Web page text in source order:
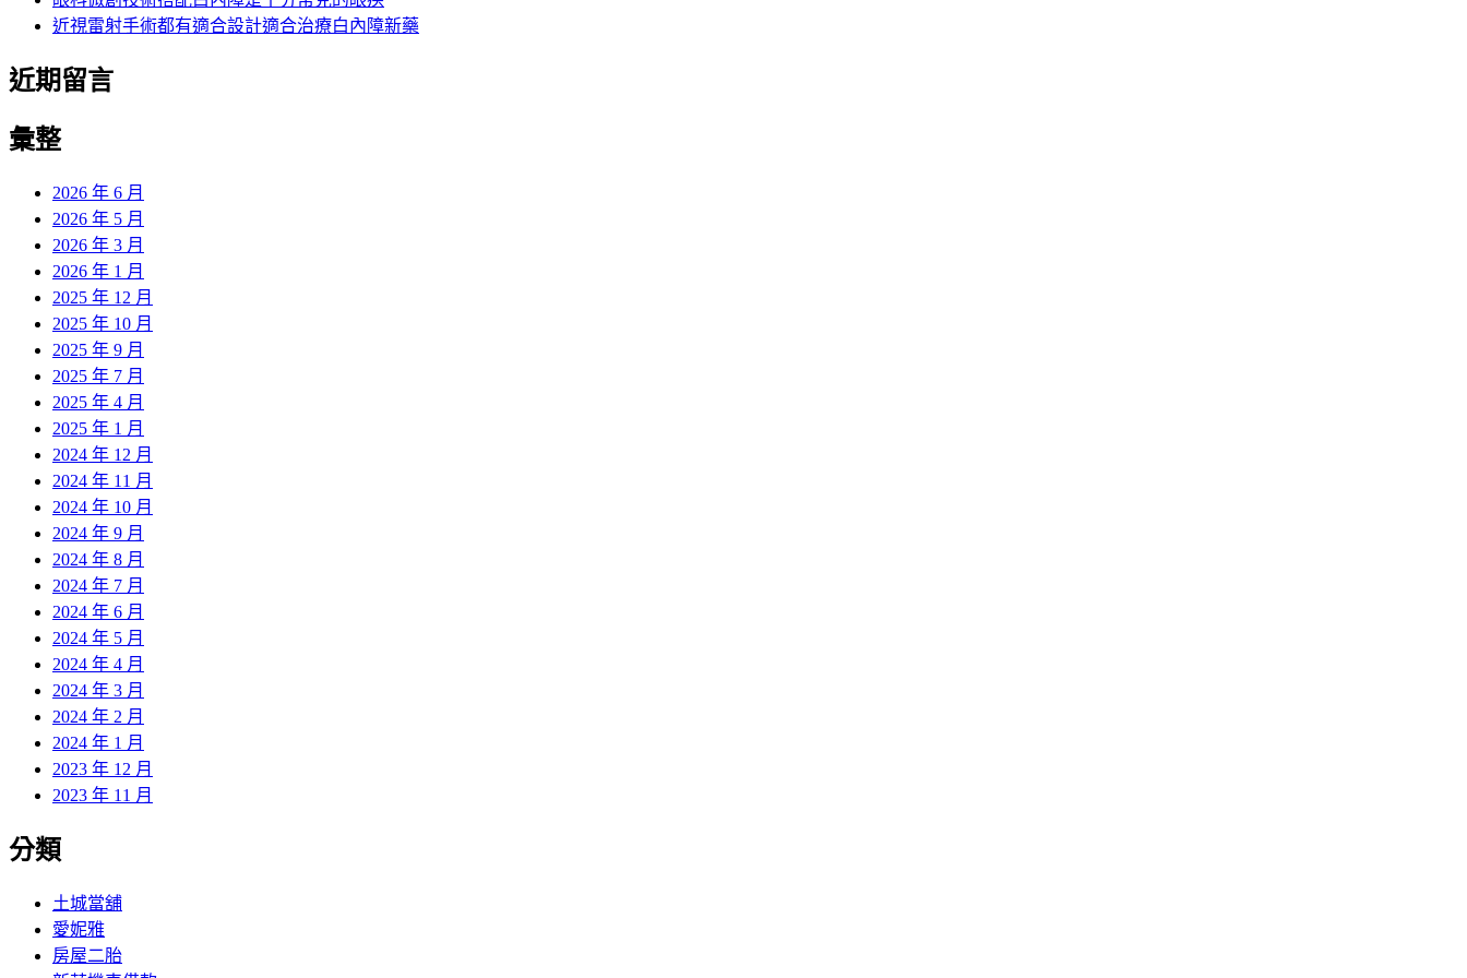
近視雷射手術都有適合設計適合治療白內障新藥
近期留言
彙整
2026 年 6 月
2026 年 5 月
2026 年 3 月
2026 年 1 月
2025 年 12 月
2025 年 10 月
2025 年 9 月
2025 年 7 月
2025 年 4 月
2025 年 1 月
2024 年 12 月
2024 年 11 月
2024 年 10 月
2024 年 9 月
2024 年 8 月
2024 年 7 月
2024 年 6 月
2024 年 5 月
2024 年 4 月
2024 年 3 月
2024 年 2 月
2024 年 1 月
2023 年 12 月
2023 年 11 月
分類
土城當舖
愛妮雅
房屋二胎